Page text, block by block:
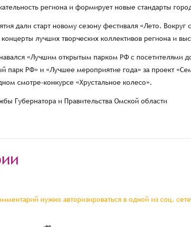
региона и формирует новые стандарты
дали старт новому сезону фестиваля «Лето.
лучших творческих коллективов региона и
«Лучшим открытым парком РФ с посетителями
парк РФ» и «Лучшее мероприятие года» за проект
смотре-конкурсе «Хрустальное колесо».
Губернатора и Правительства Омской области
нужно авторизироваться в одной из соц.